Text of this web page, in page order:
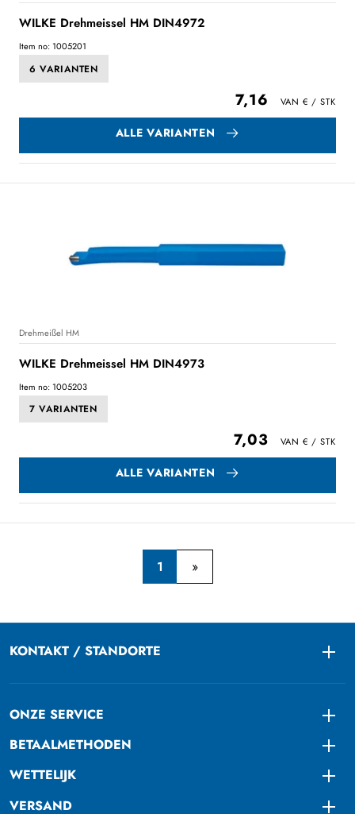
WILKE Drehmeissel HM DIN4972
Item no: 1005201
6 VARIANTEN
7,16
ALLE VARIANTEN
Drehmeißel HM
WILKE Drehmeissel HM DIN4973
Item no: 1005203
7 VARIANTEN
7,03
ALLE VARIANTEN
1
KONTAKT / STANDORTE
ONZE SERVICE
BETAALMETHODEN
WETTELIJK
VERSAND